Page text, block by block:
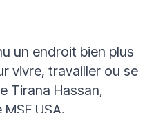
un endroit bien plus
vivre, travailler ou se
Tirana Hassan,
USA.